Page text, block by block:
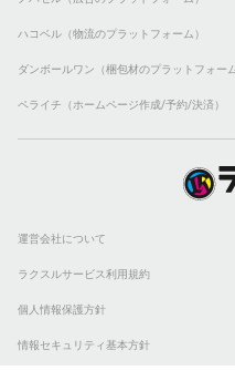
ハコベル（物流のプラットフォーム）
ダンボールワン（梱包材のプラットフォーム
ペライチ（ホームページ作成/予約/決済）
運営会社について
ラクスルサービス利用規約
個人情報保護方針
情報セキュリティ基本方針